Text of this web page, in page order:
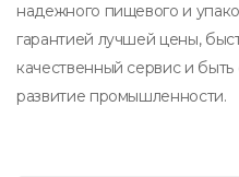
надежного пищевого и
гарантией лучшей цены,
качественный сервис и
развитие промышленности.